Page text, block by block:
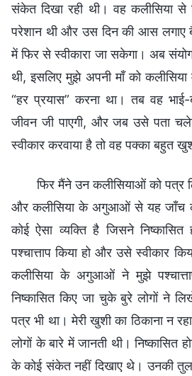
संकेत दिखा रही थी। वह कलीसिया
परेशान थी और उस दिन की आस लगाए
में फिर से स्वीकारा जा सकेगा। अब
थी, इसलिए मुझे अपनी माँ को
“हर प्रयास” करना था। तब वह
जीवन जी पाएगी, और जब उसे पता
स्वीकार करवाया है तो वह पक्का बहुत
फिर मैंने उन कलीसियाओं को पत्र
और कलीसिया के अगुआओं से यह जाँच
कोई ऐसा व्यक्ति है जिसने निष्कासित
पश्चात्ताप किया हो और उसे स्वीकार
कलीसिया के अगुआओं ने मुझे
निष्कासित किए जा चुके बुरे लोगों ने
पत्र भी था। मेरी खुशी का ठिकाना न
लोगों के बारे में जानती थी। निष्कासित
के कोई संकेत नहीं दिखाए थे। उनकी